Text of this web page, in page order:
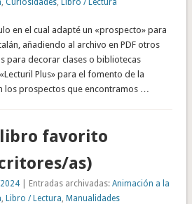
en el cual adapté un «prospecto» para
añadiendo al archivo en PDF otros
para decorar clases o bibliotecas
Plus» para el fomento de la
los prospectos que encontramos …
favorito
as)
| Entradas archivadas:Animación a la
,Libro / Lectura ,Manualidades